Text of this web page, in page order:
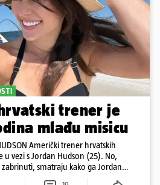
trener je
mlađu misicu
Američki trener hrvatskih
u vezi s Jordan Hudson (25). No,
smatraju kako ga Jordan